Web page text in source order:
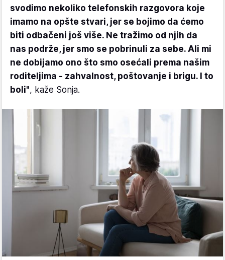
svodimo nekoliko telefonskih razgovora koje
imamo na opšte stvari, jer se bojimo da ćemo
biti odbačeni još više. Ne tražimo od njih da
nas podrže, jer smo se pobrinuli za sebe. Ali mi
ne dobijamo ono što smo osećali prema našim
roditeljima - zahvalnost, poštovanje i brigu. I to
boli", kaže Sonja.